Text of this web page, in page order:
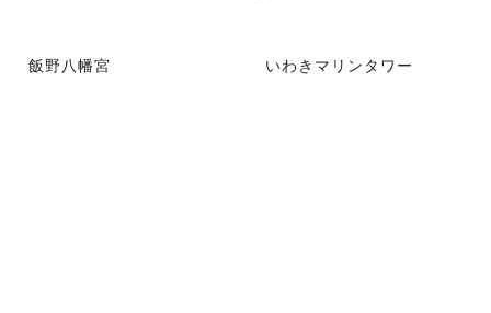
飯野八幡宮 いわきマリンタワー